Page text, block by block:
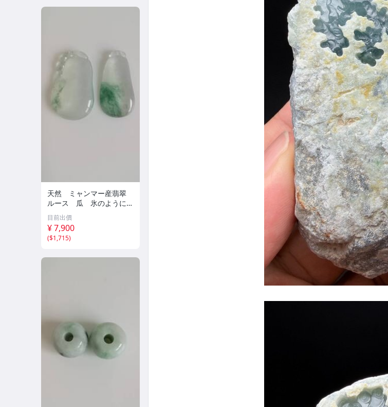
天然 ミャンマー産翡翠
ルース 瓜 氷のように透
き通る 17ｘ8.5ｘ2.4ｍ
ｍ 3.5ct と 17.6ｘ11
ｘ2.8ｍｍ 4.5ct 穴なし
260805
目前出價
¥ 7,900
($1,715)